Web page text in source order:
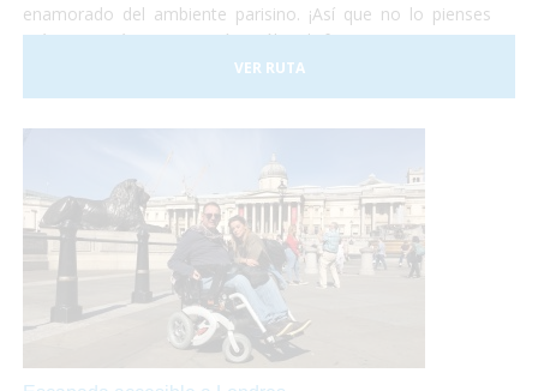
enamorado del ambiente parisino. ¡Así que no lo pienses
más y escápate a París! Sólo disfruta, nosotros nos
VER RUTA